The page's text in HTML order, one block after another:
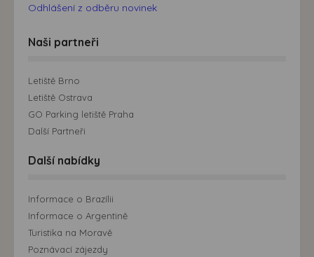
Odhlášení z odběru novinek
Naši partneři
Letiště Brno
Letiště Ostrava
GO Parking letiště Praha
Další Partneři
Další nabídky
Informace o Brazílii
Informace o Argentině
Turistika na Moravě
Poznávací zájezdy